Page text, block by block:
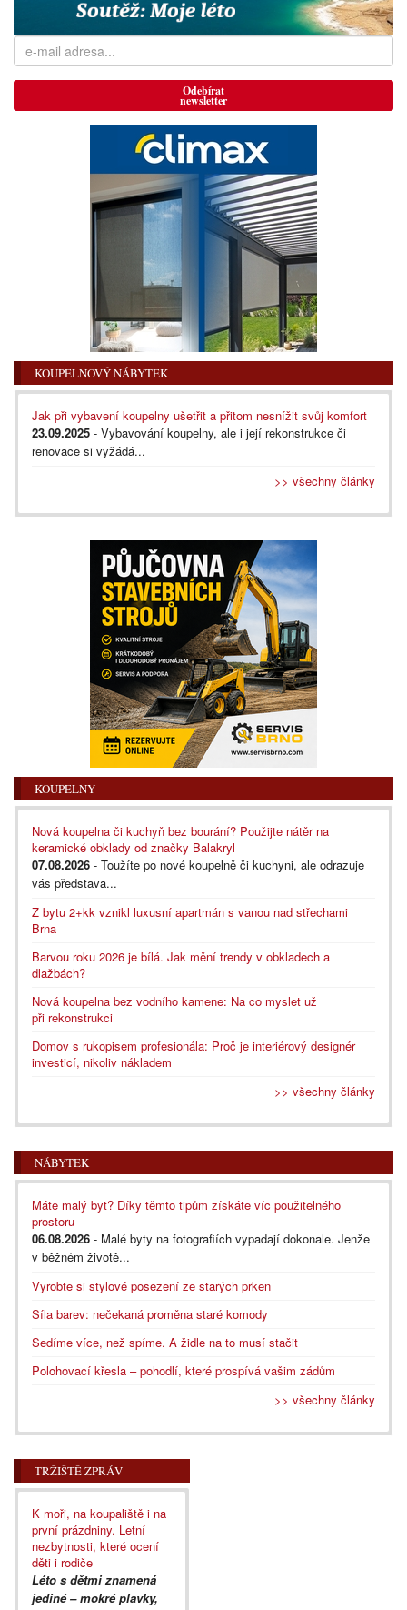
Odebírat
newsletter
KOUPELNOVÝ NÁBYTEK
Jak při vybavení koupelny ušetřit a přitom nesnížit svůj komfort
23.09.2025 - Vybavování koupelny, ale i její rekonstrukce či
renovace si vyžádá...
>> všechny články
KOUPELNY
Nová koupelna či kuchyň bez bourání? Použijte nátěr na
keramické obklady od značky Balakryl
07.08.2026 - Toužíte po nové koupelně či kuchyni, ale odrazuje
vás představa...
Z bytu 2+kk vznikl luxusní apartmán s vanou nad střechami
Brna
Barvou roku 2026 je bílá. Jak mění trendy v obkladech a
dlažbách?
Nová koupelna bez vodního kamene: Na co myslet už
při rekonstrukci
Domov s rukopisem profesionála: Proč je interiérový designér
investicí, nikoliv nákladem
>> všechny články
NÁBYTEK
Máte malý byt? Díky těmto tipům získáte víc použitelného
prostoru
06.08.2026 - Malé byty na fotografiích vypadají dokonale. Jenže
v běžném životě...
Vyrobte si stylové posezení ze starých prken
Síla barev: nečekaná proměna staré komody
Sedíme více, než spíme. A židle na to musí stačit
Polohovací křesla – pohodlí, které prospívá vašim zádům
>> všechny články
TRŽIŠTĚ ZPRÁV
K moři, na koupaliště i na
první prázdniny. Letní
nezbytnosti, které ocení
děti i rodiče
Léto s dětmi znamená
jediné – mokré plavky,